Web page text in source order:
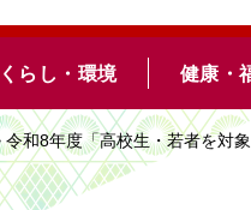
くらし・環境 健康・
和8年度「高校生・若者を対